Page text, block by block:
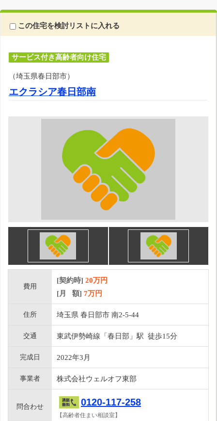
この住宅を検討リストに入れる
サービス付き高齢者向け住宅
（埼玉県春日部市）
エクラシア春日部南
費用
[契約時] 20万円
[月 額] 7万円
住所 埼玉県 春日部市 南2-5-44
交通 東武伊勢崎線「春日部」駅 徒歩15分
完成日 2022年3月
事業者 株式会社ウェルオフ東部
問合わせ 0120-117-258
【高齢者住まい相談室】